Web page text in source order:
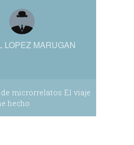
LOPEZ MARUGAN
microrrelatos El viaje
hecho